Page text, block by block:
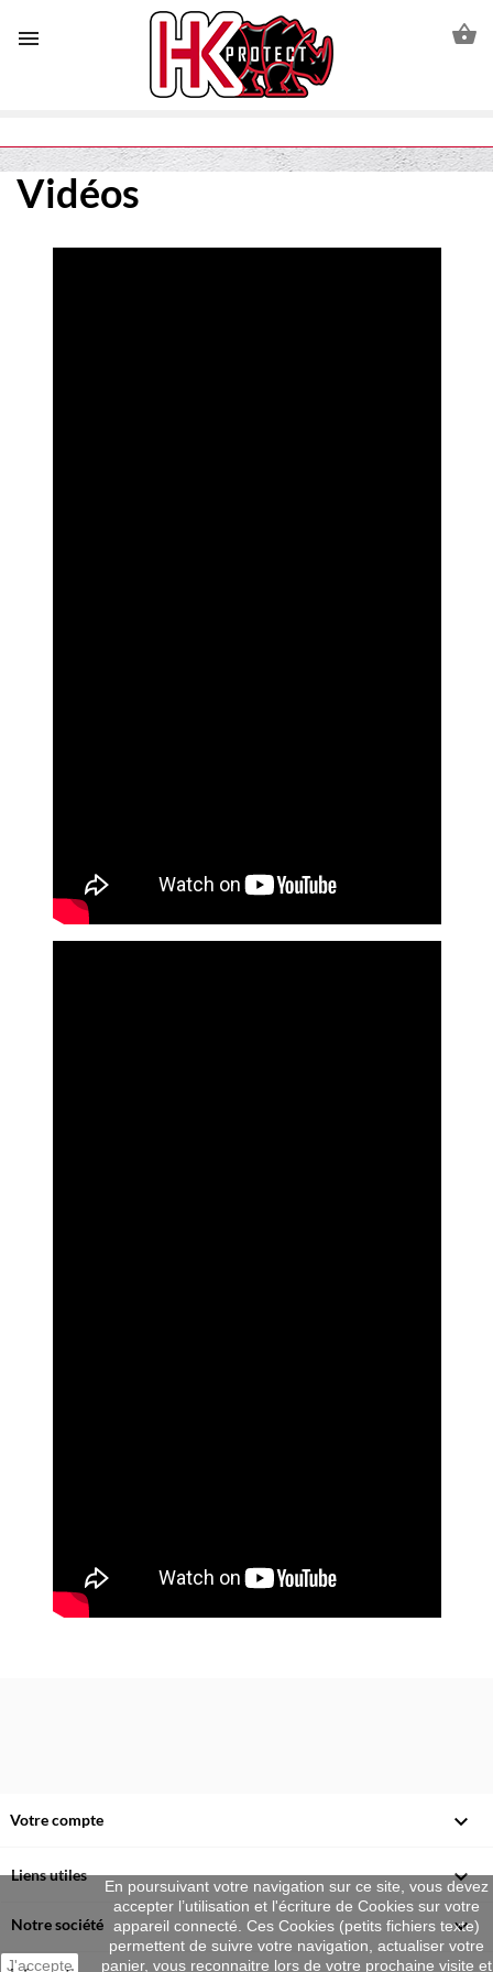
 
Vidéos
Liens utiles 
Notre société 
Votre compte 
J'accepte
En poursuivant votre navigation sur ce site, vous devez
accepter l’utilisation et l'écriture de Cookies sur votre
appareil connecté. Ces Cookies (petits fichiers texte)
permettent de suivre votre navigation, actualiser votre
panier, vous reconnaitre lors de votre prochaine visite et